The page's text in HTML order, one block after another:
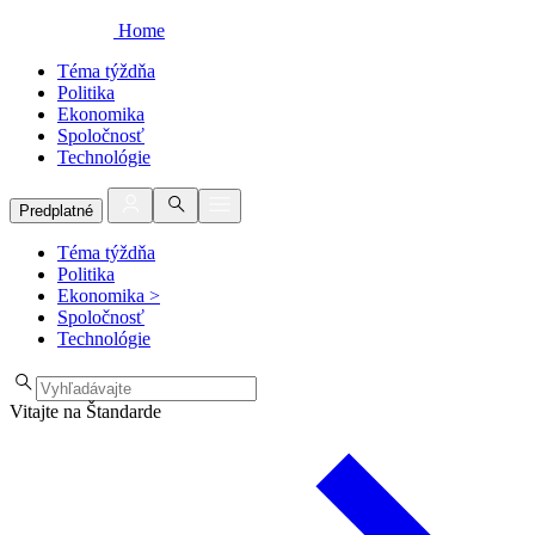
Home
Téma týždňa
Politika
Ekonomika
Spoločnosť
Technológie
Predplatné
Téma týždňa
Politika
Ekonomika >
Spoločnosť
Technológie
Vitajte na Štandarde